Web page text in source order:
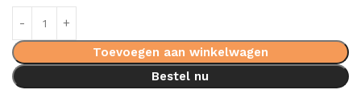
Toevoegen aan winkelwagen
Bestel nu